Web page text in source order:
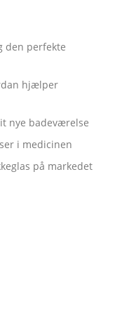
den perfekte
hjælper
nye badeværelse
i medicinen
på markedet